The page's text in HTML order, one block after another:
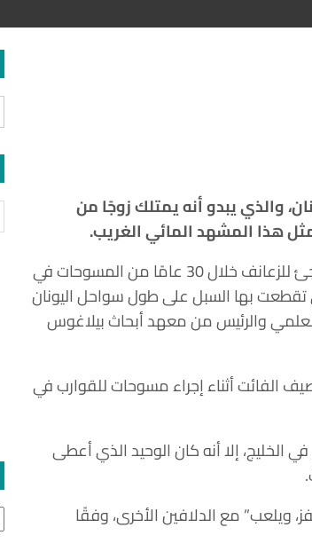
والذي يبدو أنه يمتلك زوجًا من
هذا المشهد المائي الغريب.
“كانت هذه هي المرة الأولى التي نرى فيها هذا الشكل المفاجئ للزعانف خلال 30 عامًا من المسوحات في
تقطعت بها السبل على طول سواحل اليونان
العلمي والرئيس من معهد أبحاث بيلاغوس
الفائت أثناء إجراء مسوحات للقوارب في
دلفين مخطط يعيش في الخليج، إلا أنه كان الوحيد الذي أعطى
ويلعب” مع الدلافين الأخرى، وفقًا